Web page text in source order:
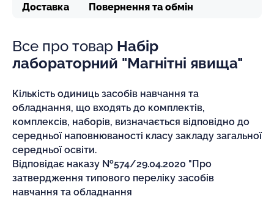
Доставка
Повернення та обмін
Все про товар Набір
лабораторний "Магнітні явища"
Кількість одиниць засобів навчання та
обладнання, що входять до комплектів,
комплексів, наборів, визначається відповідно до
середньої наповнюваності класу закладу загальної
середньої освіти.
Відповідає наказу №574/29.04.2020 "Про
затвердження типового переліку засобів
навчання та обладнання